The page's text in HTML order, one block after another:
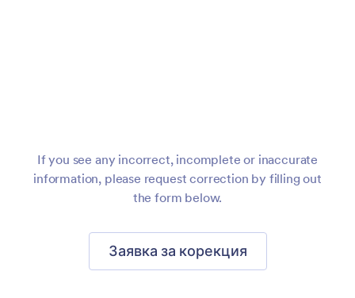
If you see any incorrect, incomplete or inaccurate
information, please request correction by filling out
the form below.
Заявка за корекция